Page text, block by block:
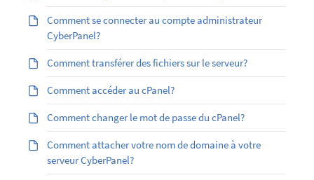
Comment se connecter au compte administrateur
CyberPanel?
Comment transférer des fichiers sur le serveur?
Comment accéder au cPanel?
Comment changer le mot de passe du cPanel?
Comment attacher votre nom de domaine à votre
serveur CyberPanel?